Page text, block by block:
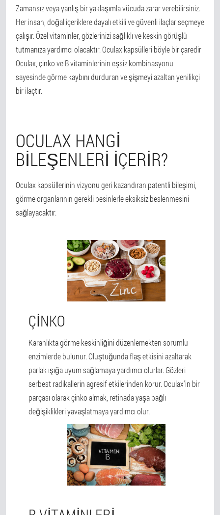
Zamansız veya yanlış bir yaklaşımla vücuda zarar verebilirsiniz.
Her insan, doğal içeriklere dayalı etkili ve güvenli ilaçlar seçmeye
çalışır. Özel vitaminler, gözlerinizi sağlıklı ve keskin görüşlü
tutmanıza yardımcı olacaktır. Oculax kapsülleri böyle bir çaredir
Oculax, çinko ve B vitaminlerinin eşsiz kombinasyonu
sayesinde görme kaybını durduran ve şişmeyi azaltan yenilikçi
bir ilaçtır.
OCULAX HANGI
BILEŞENLERI IÇERIR?
Oculax kapsüllerinin vizyonu geri kazandıran patentli bileşimi,
görme organlarının gerekli besinlerle eksiksiz beslenmesini
sağlayacaktır.
ÇINKO
Karanlıkta görme keskinliğini düzenlemekten sorumlu
enzimlerde bulunur. Oluştuğunda flaş etkisini azaltarak
parlak ışığa uyum sağlamaya yardımcı olurlar. Gözleri
serbest radikallerin agresif etkilerinden korur. Oculax'in bir
parçası olarak çinko almak, retinada yaşa bağlı
değişiklikleri yavaşlatmaya yardımcı olur.